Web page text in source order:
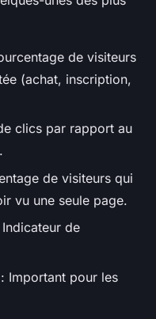
de visiteurs
(achat, inscription,
clics par rapport au
de visiteurs qui
vu une seule page.
Indicateur de
: Important pour les